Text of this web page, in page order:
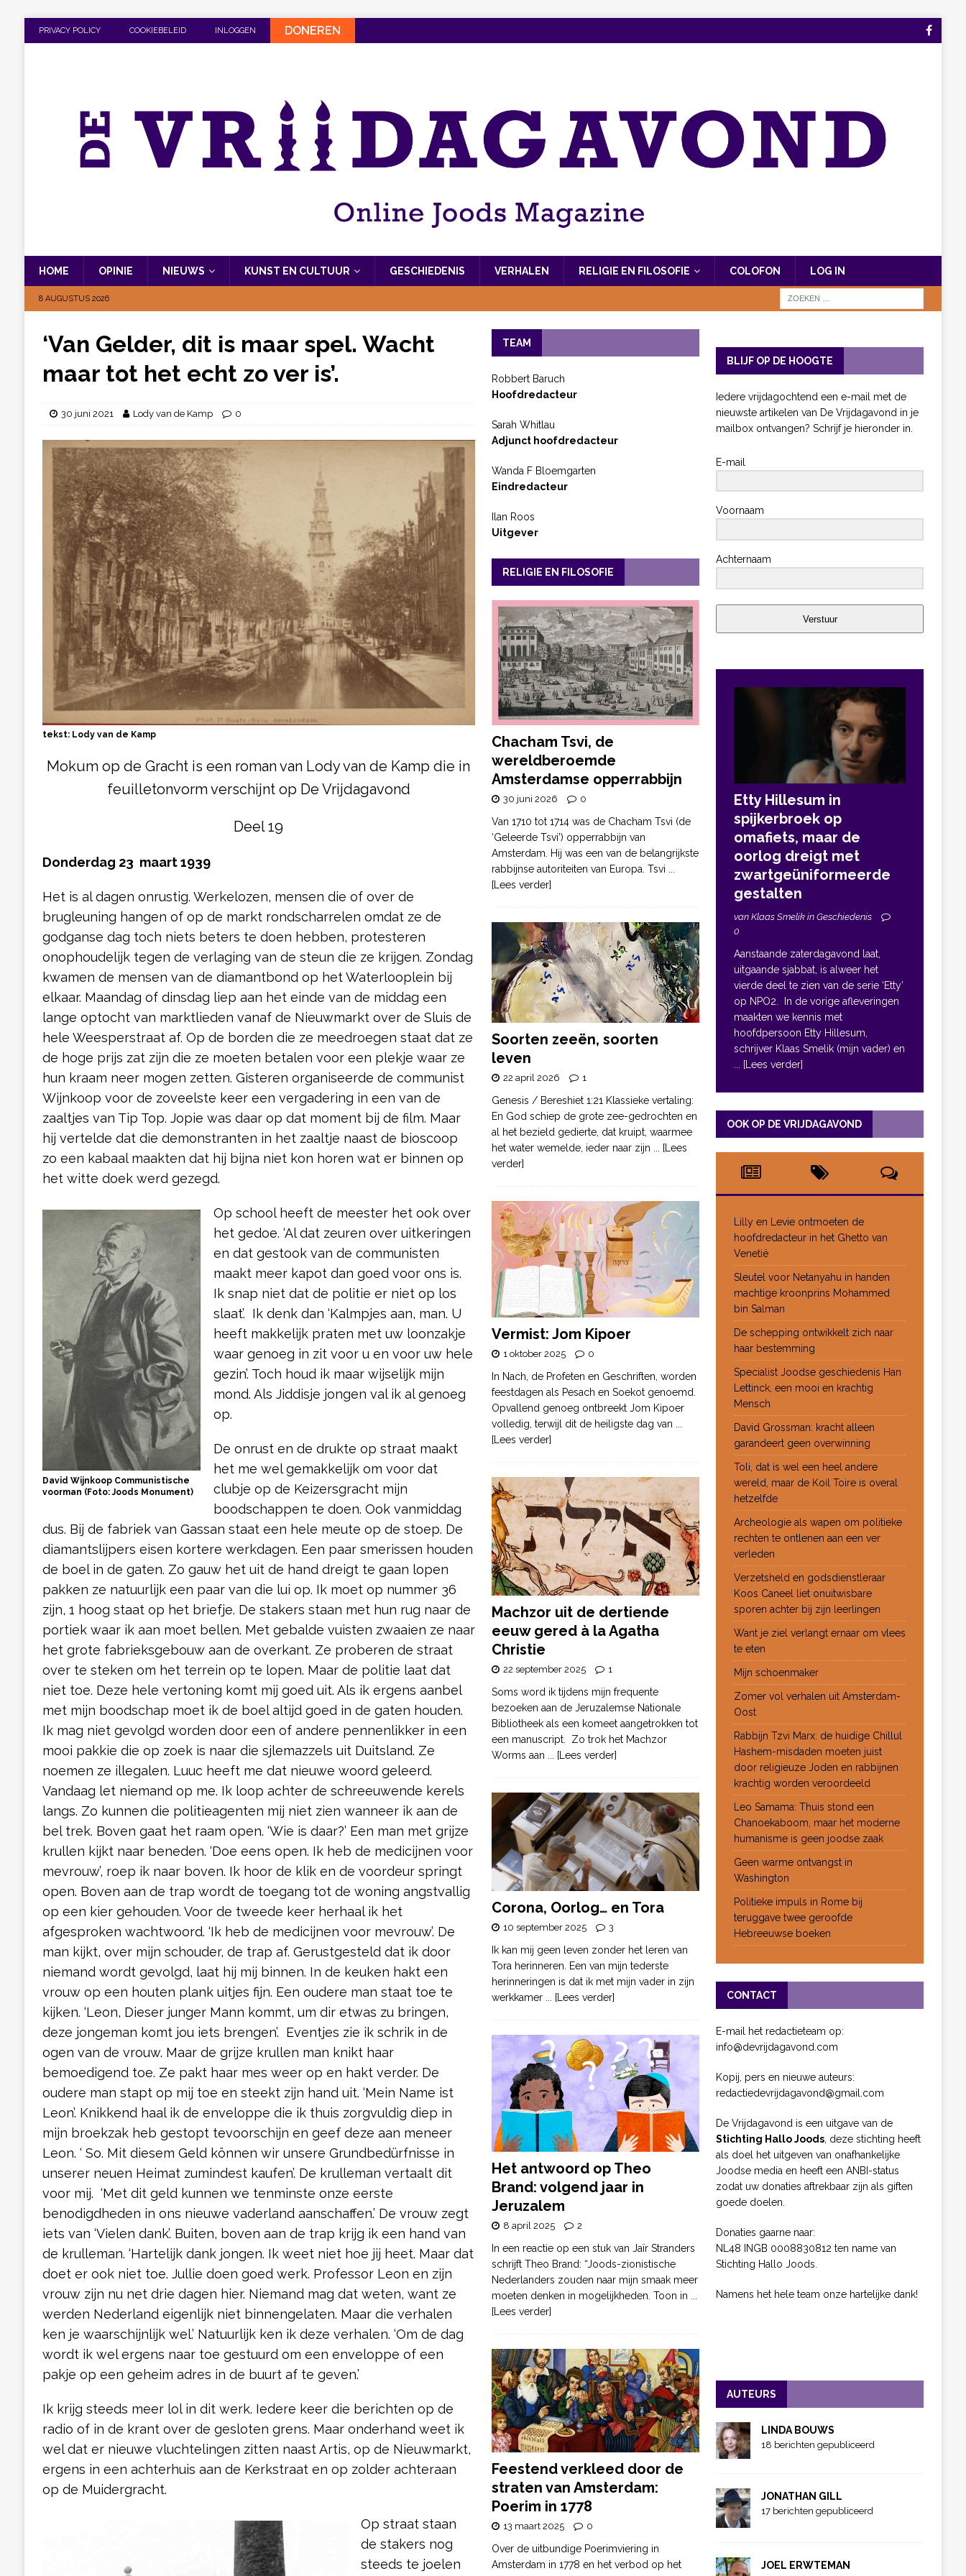
PRIVACY POLICY COOKIEBELEID INLOGGEN DONEREN
HOME OPINIE NIEUWS KUNST EN CULTUUR GESCHIEDENIS VERHALEN RELIGIE EN FILOSOFIE COLOFON LOG IN
8 AUGUSTUS 2026
‘Van Gelder, dit is maar spel. Wacht
maar tot het echt zo ver is’.
30 juni 2021 Lody van de Kamp 0
tekst: Lody van de Kamp
Mokum op de Gracht is een roman van Lody van de Kamp die in
feuilletonvorm verschijnt op De Vrijdagavond
Deel 19
Donderdag 23 maart 1939
Het is al dagen onrustig. Werkelozen, mensen die of over de
brugleuning hangen of op de markt rondscharrelen omdat ze de
godganse dag toch niets beters te doen hebben, protesteren
onophoudelijk tegen de verlaging van de steun die ze krijgen. Zondag
kwamen de mensen van de diamantbond op het Waterlooplein bij
elkaar. Maandag of dinsdag liep aan het einde van de middag een
lange optocht van marktlieden vanaf de Nieuwmarkt over de Sluis de
hele Weesperstraat af. Op de borden die ze meedroegen staat dat ze
de hoge prijs zat zijn die ze moeten betalen voor een plekje waar ze
hun kraam neer mogen zetten. Gisteren organiseerde de communist
Wijnkoop voor de zoveelste keer een vergadering in een van de
zaaltjes van Tip Top. Jopie was daar op dat moment bij de film. Maar
hij vertelde dat die demonstranten in het zaaltje naast de bioscoop
zo een kabaal maakten dat hij bijna niet kon horen wat er binnen op
het witte doek werd gezegd.
David Wijnkoop Communistische
voorman (Foto: Joods Monument)
Op school heeft de meester het ook over
het gedoe. ‘Al dat zeuren over uitkeringen
en dat gestook van de communisten
maakt meer kapot dan goed voor ons is.
Ik snap niet dat de politie er niet op los
slaat’. Ik denk dan ‘Kalmpjes aan, man. U
heeft makkelijk praten met uw loonzakje
waar genoeg in zit voor u en voor uw hele
gezin’. Toch houd ik maar wijselijk mijn
mond. Als Jiddisje jongen val ik al genoeg
op.
De onrust en de drukte op straat maakt
het me wel gemakkelijk om voor dat
clubje op de Keizersgracht mijn
boodschappen te doen. Ook vanmiddag
dus. Bij de fabriek van Gassan staat een hele meute op de stoep. De
diamantslijpers eisen kortere werkdagen. Een paar smerissen houden
de boel in de gaten. Zo gauw het uit de hand dreigt te gaan lopen
pakken ze natuurlijk een paar van die lui op. Ik moet op nummer 36
zijn, 1 hoog staat op het briefje. De stakers staan met hun rug naar de
portiek waar ik aan moet bellen. Met gebalde vuisten zwaaien ze naar
het grote fabrieksgebouw aan de overkant. Ze proberen de straat
over te steken om het terrein op te lopen. Maar de politie laat dat
niet toe. Deze hele vertoning komt mij goed uit. Als ik ergens aanbel
met mijn boodschap moet ik de boel altijd goed in de gaten houden.
Ik mag niet gevolgd worden door een of andere pennenlikker in een
mooi pakkie die op zoek is naar die sjlemazzels uit Duitsland. Ze
noemen ze illegalen. Luuc heeft me dat nieuwe woord geleerd.
Vandaag let niemand op me. Ik loop achter de schreeuwende kerels
langs. Zo kunnen die politieagenten mij niet zien wanneer ik aan de
bel trek. Boven gaat het raam open. ‘Wie is daar?’ Een man met grijze
krullen kijkt naar beneden. ‘Doe eens open. Ik heb de medicijnen voor
mevrouw’, roep ik naar boven. Ik hoor de klik en de voordeur springt
open. Boven aan de trap wordt de toegang tot de woning angstvallig
op een kier gehouden. Voor de tweede keer herhaal ik het
afgesproken wachtwoord. ‘Ik heb de medicijnen voor mevrouw’. De
man kijkt, over mijn schouder, de trap af. Gerustgesteld dat ik door
niemand wordt gevolgd, laat hij mij binnen. In de keuken hakt een
vrouw op een houten plank uitjes fijn. Een oudere man staat toe te
kijken. ‘Leon, Dieser junger Mann kommt, um dir etwas zu bringen,
deze jongeman komt jou iets brengen’. Eventjes zie ik schrik in de
ogen van de vrouw. Maar de grijze krullen man knikt haar
bemoedigend toe. Ze pakt haar mes weer op en hakt verder. De
oudere man stapt op mij toe en steekt zijn hand uit. ‘Mein Name ist
Leon’. Knikkend haal ik de enveloppe die ik thuis zorgvuldig diep in
mijn broekzak heb gestopt tevoorschijn en geef deze aan meneer
Leon. ‘ So. Mit diesem Geld können wir unsere Grundbedürfnisse in
unserer neuen Heimat zumindest kaufen’. De krulleman vertaalt dit
voor mij. ‘Met dit geld kunnen we tenminste onze eerste
benodigdheden in ons nieuwe vaderland aanschaffen.’ De vrouw zegt
iets van ‘Vielen dank’. Buiten, boven aan de trap krijg ik een hand van
de krulleman. ‘Hartelijk dank jongen. Ik weet niet hoe jij heet. Maar dat
doet er ook niet toe. Jullie doen goed werk. Professor Leon en zijn
vrouw zijn nu net drie dagen hier. Niemand mag dat weten, want ze
werden Nederland eigenlijk niet binnengelaten. Maar die verhalen
ken je waarschijnlijk wel.’ Natuurlijk ken ik deze verhalen. ‘Om de dag
wordt ik wel ergens naar toe gestuurd om een enveloppe of een
pakje op een geheim adres in de buurt af te geven.’
Ik krijg steeds meer lol in dit werk. Iedere keer die berichten op de
radio of in de krant over de gesloten grens. Maar onderhand weet ik
wel dat er nieuwe vluchtelingen zitten naast Artis, op de Nieuwmarkt,
ergens in een achterhuis aan de Kerkstraat en op zolder achteraan
op de Muidergracht.
Op straat staan
de stakers nog
steeds te joelen
TEAM
Robbert Baruch
Hoofdredacteur
Sarah Whitlau
Adjunct hoofdredacteur
Wanda F Bloemgarten
Eindredacteur
Ilan Roos
Uitgever
RELIGIE EN FILOSOFIE
Chacham Tsvi, de
wereldberoemde
Amsterdamse opperrabbijn
30 juni 2026 0
Van 1710 tot 1714 was de Chacham Tsvi (de
‘Geleerde Tsvi’) opperrabbijn van
Amsterdam. Hij was een van de belangrijkste
rabbijnse autoriteiten van Europa. Tsvi
[Lees verder]
Soorten zeeën, soorten
leven
22 april 2026 1
Genesis / Bereshiet 1:21 Klassieke vertaling:
En God schiep de grote zee-gedrochten en
al het bezield gedierte, dat kruipt, waarmee
het water wemelde, ieder naar zijn ... [Lees
verder]
Vermist: Jom Kipoer
1 oktober 2025 0
In Nach, de Profeten en Geschriften, worden
feestdagen als Pesach en Soekot genoemd.
Opvallend genoeg ontbreekt Jom Kipoer
volledig, terwijl dit de heiligste dag van
[Lees verder]
Machzor uit de dertiende
eeuw gered à la Agatha
Christie
22 september 2025 1
Soms word ik tijdens mijn frequente
bezoeken aan de Jeruzalemse Nationale
Bibliotheek als een komeet aangetrokken tot
een manuscript. Zo trok het Machzor
Worms aan ... [Lees verder]
Corona, Oorlog… en Tora
10 september 2025 3
Ik kan mij geen leven zonder het leren van
Tora herinneren. Een van mijn tederste
herinneringen is dat ik met mijn vader in zijn
werkkamer ... [Lees verder]
Het antwoord op Theo
Brand: volgend jaar in
Jeruzalem
8 april 2025 2
In een reactie op een stuk van Jaïr Stranders
schrijft Theo Brand: “Joods-zionistische
Nederlanders zouden naar mijn smaak meer
moeten denken in mogelijkheden. Toon in
[Lees verder]
Feestend verkleed door de
straten van Amsterdam:
Poerim in 1778
13 maart 2025 0
Over de uitbundige Poerimviering in
Amsterdam in 1778 en het verbod op het
BLIJF OP DE HOOGTE
Iedere vrijdagochtend een e-mail met de
nieuwste artikelen van De Vrijdagavond in je
mailbox ontvangen? Schrijf je hieronder in.
E-mail
Voornaam
Achternaam
Verstuur
Etty Hillesum in
spijkerbroek op
omafiets, maar de
oorlog dreigt met
zwartgeüniformeerde
gestalten
van Klaas Smelik in Geschiedenis
0
Aanstaande zaterdagavond laat,
uitgaande sjabbat, is alweer het
vierde deel te zien van de serie ‘Etty’
op NPO2. In de vorige afleveringen
maakten we kennis met
hoofdpersoon Etty Hillesum,
schrijver Klaas Smelik (mijn vader) en
... [Lees verder]
OOK OP DE VRIJDAGAVOND
Lilly en Levie ontmoeten de
hoofdredacteur in het Ghetto van
Venetië
Sleutel voor Netanyahu in handen
machtige kroonprins Mohammed
bin Salman
De schepping ontwikkelt zich naar
haar bestemming
Specialist Joodse geschiedenis Han
Lettinck, een mooi en krachtig
Mensch
David Grossman: kracht alleen
garandeert geen overwinning
Toli, dat is wel een heel andere
wereld, maar de Koil Toire is overal
hetzelfde
Archeologie als wapen om politieke
rechten te ontlenen aan een ver
verleden
Verzetsheld en godsdienstleraar
Koos Caneel liet onuitwisbare
sporen achter bij zijn leerlingen
Want je ziel verlangt ernaar om vlees
te eten
Mijn schoenmaker
Zomer vol verhalen uit Amsterdam-
Oost
Rabbijn Tzvi Marx: de huidige Chillul
Hashem-misdaden moeten juist
door religieuze Joden en rabbijnen
krachtig worden veroordeeld
Leo Samama: Thuis stond een
Chanoekaboom, maar het moderne
humanisme is geen joodse zaak
Geen warme ontvangst in
Washington
Politieke impuls in Rome bij
teruggave twee geroofde
Hebreeuwse boeken
CONTACT
E-mail het redactieteam op:
info@devrijdagavond.com
Kopij, pers en nieuwe auteurs:
redactiedevrijdagavond@gmail.com
De Vrijdagavond is een uitgave van de
Stichting Hallo Joods, deze stichting heeft
als doel het uitgeven van onafhankelijke
Joodse media en heeft een ANBI-status
zodat uw donaties aftrekbaar zijn als giften
goede doelen.
Donaties gaarne naar:
NL48 INGB 0008830812 ten name van
Stichting Hallo Joods.
Namens het hele team onze hartelijke dank!
AUTEURS
LINDA BOUWS
18 berichten gepubliceerd
JONATHAN GILL
17 berichten gepubliceerd
JOEL ERWTEMAN